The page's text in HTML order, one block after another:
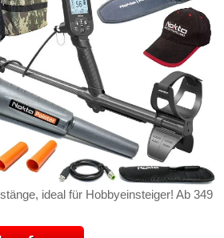
ideal für Hobbyeinsteiger! Ab 349